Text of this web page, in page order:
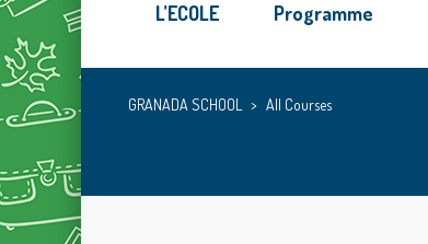
L’ECOLE Programme
GRANADA SCHOOL > All Courses